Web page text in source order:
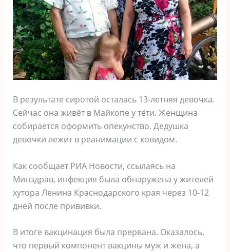
В результате сиротой осталась 13-летняя девочка.
Сейчас она живёт в Майкопе у тёти. Женщина
собирается оформить опекунство. Дедушка
девочки лежит в реанимации с ковидом.
Как сообщает РИА Новости, ссылаясь на
Минздрав, инфекция была обнаружена у жителей
хутора Ленина Краснодарского края через 10-12
дней после прививки.
В итоге вакцинация была прервана. Оказалось,
что первый компонент вакцины муж и жена, а